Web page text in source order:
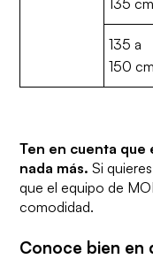
135 cm
135 a
150 cm
Ten en cuenta que
nada más.Si
que el equipo de
comodidad.
Conoce bien en